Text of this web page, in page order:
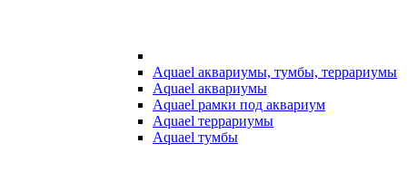
Aquael аквариумы, тумбы, террариумы
Aquael аквариумы
Aquael рамки под аквариум
Aquael террариумы
Aquael тумбы